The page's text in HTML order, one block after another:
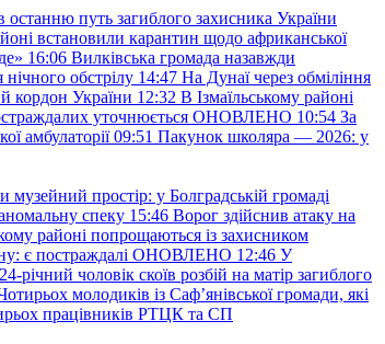
путь загиблого захисника України
встановили карантин щодо африканської
16:06 Вилківська громада назавжди
обстрілу 14:47 На Дунаї через обміління
кордон України 12:32 В Ізмаїльському районі
уточнюється ОНОВЛЕНО 10:54 За
амбулаторії 09:51 Пакунок школяра — 2026: у
музейний простір: у Болградській громаді
спеку 15:46 Ворог здійснив атаку на
районі попрощаються із захисником
є постраждалі ОНОВЛЕНО 12:46 У
річний чоловік скоїв розбій на матір загиблого
молодиків із Саф’янівської громади, які
працівників РТЦК та СП